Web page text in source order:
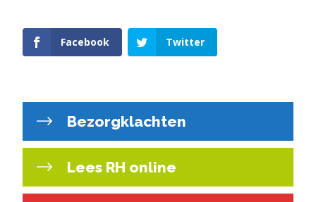
Facebook Twitter
Bezorgklachten
Lees RH online